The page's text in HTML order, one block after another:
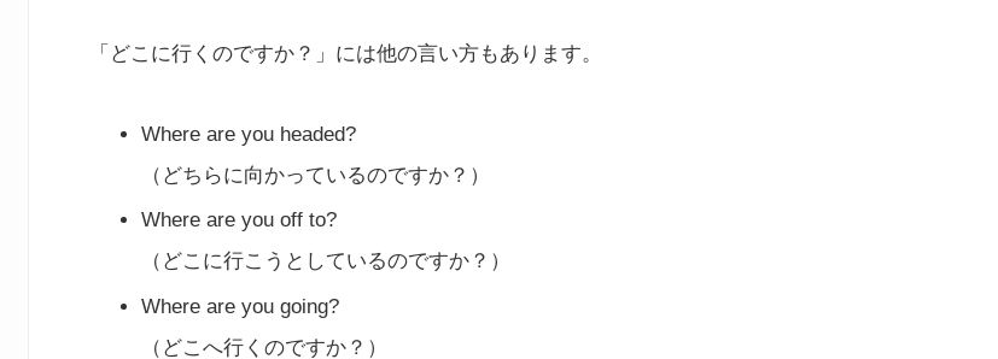
「どこに行くのですか？」には他の言い方もあります。
Where are you headed?
（どちらに向かっているのですか？）
Where are you off to?
（どこに行こうとしているのですか？）
Where are you going?
（どこへ行くのですか？）